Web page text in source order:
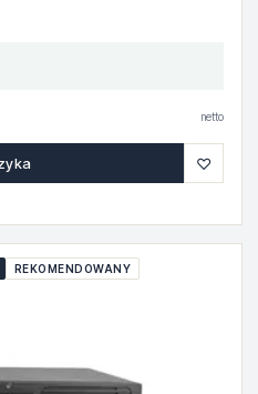
netto
♡
REKOMENDOWANY